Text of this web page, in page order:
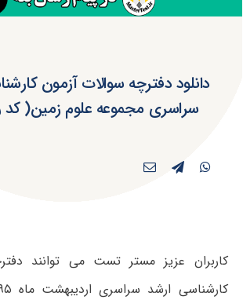
سراسری مجموعه علوم زمین( کد
کاربران عزیز مستر تست می توانند